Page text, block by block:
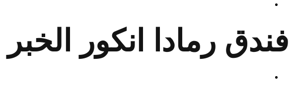
فندق رمادا انكور الخبر